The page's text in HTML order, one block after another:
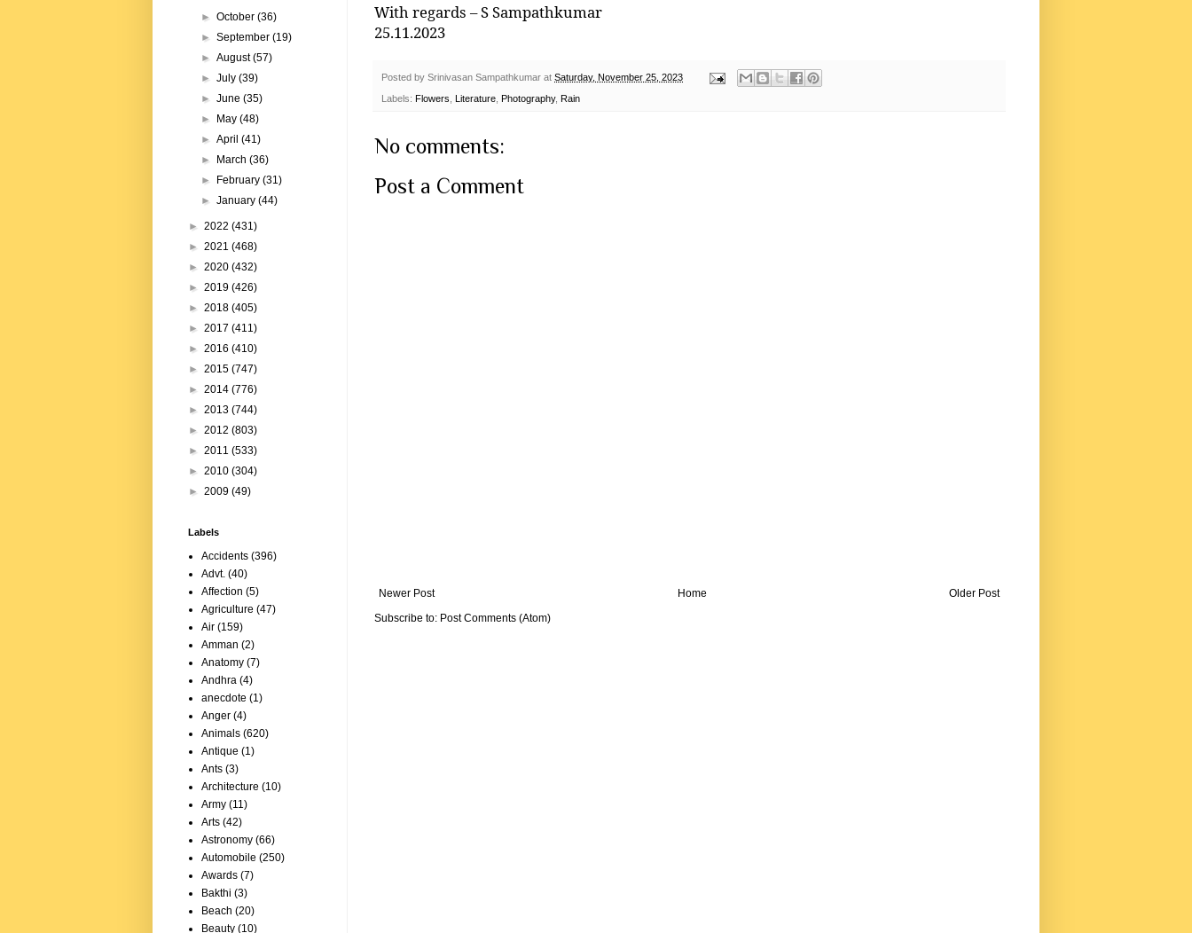
With regards – S Sampathkumar
25.11.2023
Posted by Srinivasan Sampathkumar at Saturday, November 25, 2023
Labels: Flowers Literature Photography, Rain
No comments:
Post a Comment
Newer Post Older Post
Home
Subscribe to: Post Comments (Atom)
►October(36)
►September(19)
►August(57)
►July(39)
►June(35)
►
May(48)
►April(41)
►
March(36)
►
February(31)
►January(44)
► 2022 (431)
► 2021 (468)
► 2020 (432)
► 2019 (426)
► 2018 (405)
► 2017 (411)
► 2016 (410)
► 2015 (747)
► 2014 (776)
► 2013 (744)
► 2012 (803)
► 2011 (533)
► 2010 (304)
► 2009 (49)
Labels
Accidents (396)
Advt. (40)
Affection (5)
Agriculture (47)
Air (159)
Amman (2)
Anatomy (7)
Andhra (4)
anecdote (1)
Anger (4)
Animals (620)
Antique (1)
Ants (3)
Architecture (10)
Army (11)
Arts (42)
Astronomy (66)
Automobile (250)
Awards (7)
Bakthi (3)
Beach (20)
Beauty (10)